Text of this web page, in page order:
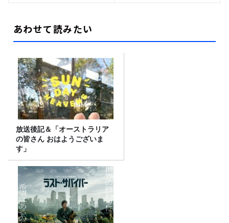
あわせて読みたい
放送後記＆「オーストラリア
の皆さん おはようございま
す」